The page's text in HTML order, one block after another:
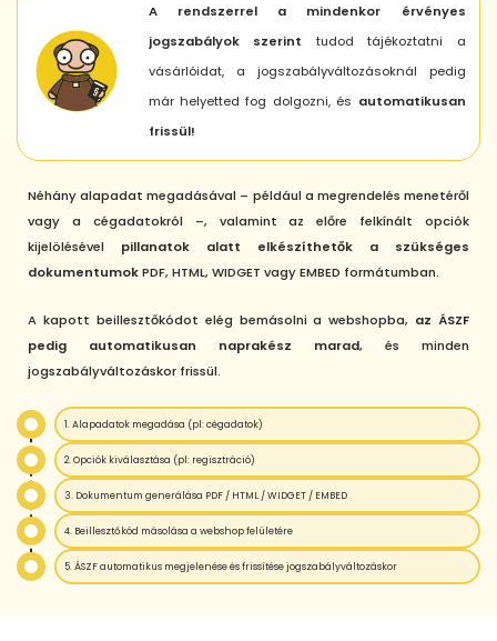
A rendszerrel a mindenkor érvényes
jogszabályok szerint tudod tájékoztatni a
vásárlóidat, a jogszabályváltozásoknál pedig
már helyetted fog dolgozni, és automatikusan
frissül!
Néhány alapadat megadásával – például a megrendelés menetéről
vagy a cégadatokról –, valamint az előre felkínált opciók
kijelölésével pillanatok alatt elkészíthetők a szükséges
dokumentumokPDF, HTML, WIDGET vagy EMBED formátumban.
A kapott beillesztőkódot elég bemásolni a webshopba, az ÁSZF
pedig automatikusan naprakész marad, és minden
jogszabályváltozáskor frissül.
1. Alapadatok megadása (pl: cégadatok)
2. Opciók kiválasztása (pl: regisztráció)
3. Dokumentum generálása PDF / HTML / WIDGET / EMBED
4. Beillesztőkód másolása a webshop felületére
5. ÁSZF automatikus megjelenése és frissítése jogszabályváltozáskor